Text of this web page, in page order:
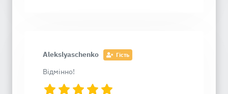
Alekslyaschenko Гість
Відмінно!